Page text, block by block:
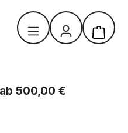
500,00 €